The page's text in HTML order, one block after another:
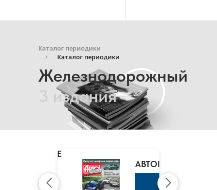
Каталог периодики
Каталог периодики
Железнодорожный
3 издания
CLAIRE
МАРИ
КЛЭР
АВТОРЕВЮ
К